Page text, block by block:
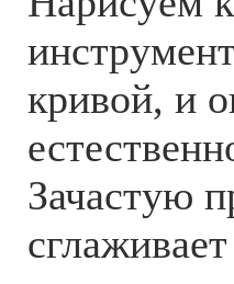
кривой, и
Зачастую